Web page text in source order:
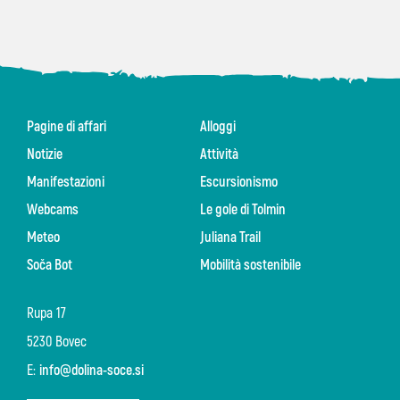
Rupa 17
5230 Bovec
E: info@dolina-soce.si
Pagine di affari
Notizie
Manifestazioni
Webcams
Meteo
Soča Bot
Alloggi
Attività
Escursionismo
Le gole di Tolmin
Juliana Trail
Mobilità sostenibile